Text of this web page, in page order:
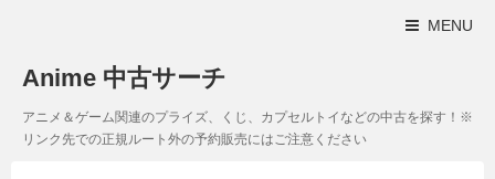
MENU
Anime 中古サーチ
アニメ＆ゲーム関連のプライズ、くじ、カプセルトイなどの中古を探す！※
リンク先での正規ルート外の予約販売にはご注意ください